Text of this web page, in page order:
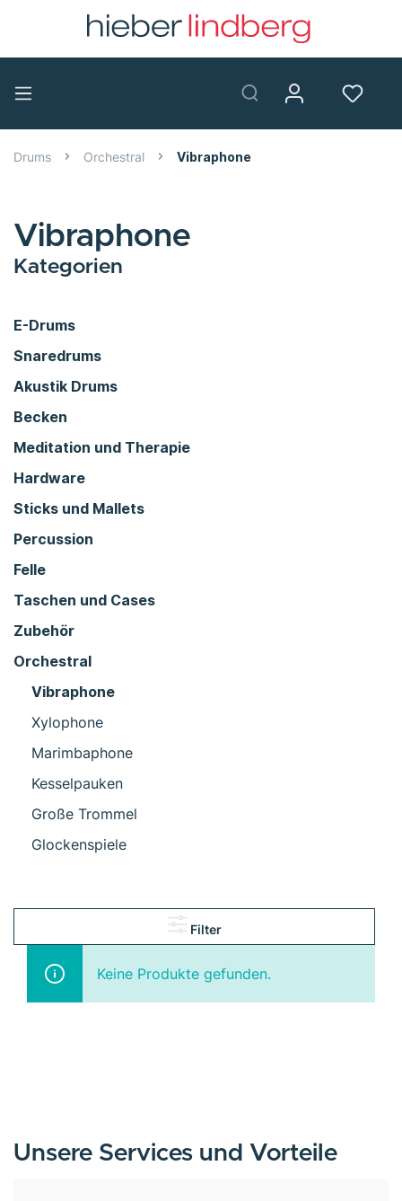
Drums Orchestral Vibraphone
Vibraphone
Kategorien
E-Drums
Snaredrums
Akustik Drums
Becken
Meditation und Therapie
Hardware
Sticks und Mallets
Percussion
Felle
Taschen und Cases
Zubehör
Orchestral
Vibraphone
Xylophone
Marimbaphone
Kesselpauken
Große Trommel
Glockenspiele
Filter
Keine Produkte gefunden.
Unsere Services und Vorteile